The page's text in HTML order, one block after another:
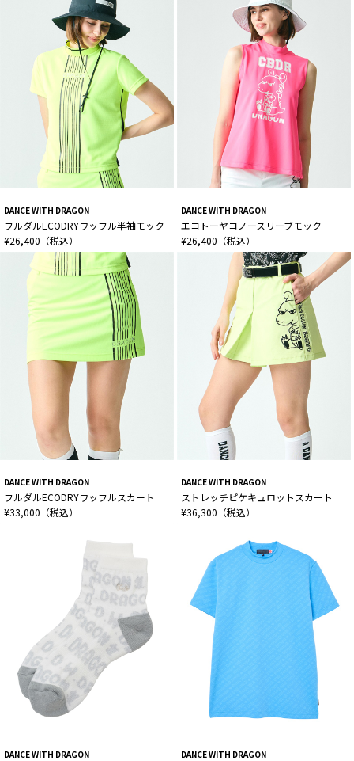
DANCE WITH DRAGON
フルダルECODRYワッフル半袖モック
¥26,400（税込）
DANCE WITH DRAGON
エコトーヤコノースリーブモック
¥26,400（税込）
DANCE WITH DRAGON
フルダルECODRYワッフルスカート
¥33,000（税込）
DANCE WITH DRAGON
ストレッチピケキュロットスカート
¥36,300（税込）
DANCE WITH DRAGON DANCE WITH DRAGON